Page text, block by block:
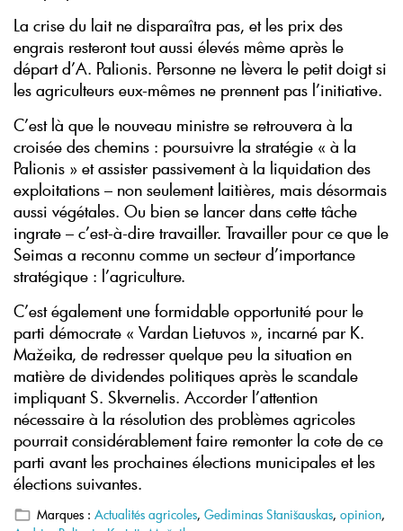
La crise du lait ne disparaîtra pas, et les prix des
engrais resteront tout aussi élevés même après le
départ d’A. Palionis. Personne ne lèvera le petit doigt si
les agriculteurs eux-mêmes ne prennent pas l’initiative.
C’est là que le nouveau ministre se retrouvera à la
croisée des chemins : poursuivre la stratégie « à la
Palionis » et assister passivement à la liquidation des
exploitations – non seulement laitières, mais désormais
aussi végétales. Ou bien se lancer dans cette tâche
ingrate – c’est-à-dire travailler. Travailler pour ce que le
Seimas a reconnu comme un secteur d’importance
stratégique : l’agriculture.
C’est également une formidable opportunité pour le
parti démocrate « Vardan Lietuvos », incarné par K.
Mažeika, de redresser quelque peu la situation en
matière de dividendes politiques après le scandale
impliquant S. Skvernelis. Accorder l’attention
nécessaire à la résolution des problèmes agricoles
pourrait considérablement faire remonter la cote de ce
parti avant les prochaines élections municipales et les
élections suivantes.
Marques : Actualités agricoles, Gediminas Stanišauskas, opinion,